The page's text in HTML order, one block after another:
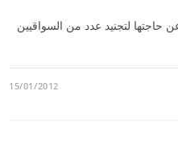
حاجتها لتجنيد عدد من السواقيين
15/01/2012